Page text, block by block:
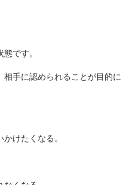
です。
相手に認められることが目的に
けたくなる。